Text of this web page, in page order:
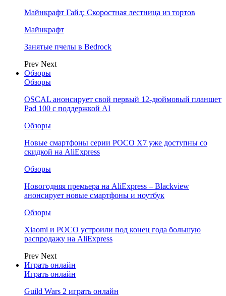
Майнкрафт Гайд: Скоростная лестница из тортов
Майнкрафт
Занятые пчелы в Bedrock
Prev Next
Обзоры
Обзоры
OSCAL анонсирует свой первый 12-дюймовый планшет
Pad 100 с поддержкой AI
Обзоры
Новые смартфоны серии POCO X7 уже доступны со
скидкой на AliExpress
Обзоры
Новогодняя премьера на AliExpress – Blackview
анонсирует новые смартфоны и ноутбук
Обзоры
Xiaomi и POCO устроили под конец года большую
распродажу на AliExpress
Prev Next
Играть онлайн
Играть онлайн
Guild Wars 2 играть онлайн